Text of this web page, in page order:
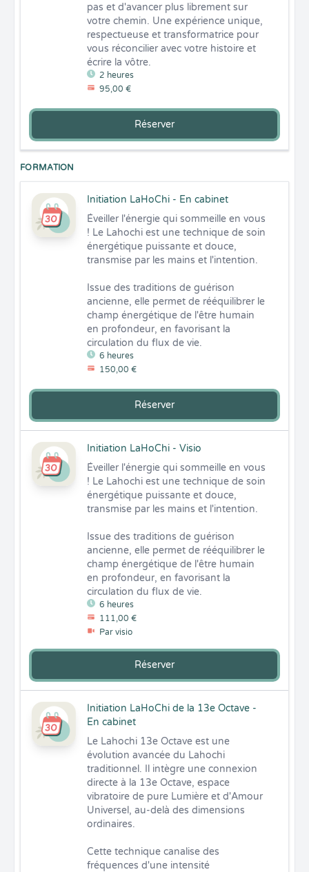
2 heures
95,00 €
pas et d'avancer plus librement sur
votre chemin. Une expérience unique,
respectueuse et transformatrice pour
vous réconcilier avec votre histoire et
écrire la vôtre.
Réserver
FORMATION
Initiation LaHoChi - En cabinet
6 heures
150,00 €
Éveiller l'énergie qui sommeille en vous
! Le Lahochi est une technique de soin
énergétique puissante et douce,
transmise par les mains et l'intention.
Issue des traditions de guérison
ancienne, elle permet de rééquilibrer le
champ énergétique de l'être humain
en profondeur, en favorisant la
circulation du flux de vie.
Réserver
Initiation LaHoChi - Visio
6 heures
111,00 €
Par visio
Éveiller l'énergie qui sommeille en vous
! Le Lahochi est une technique de soin
énergétique puissante et douce,
transmise par les mains et l'intention.
Issue des traditions de guérison
ancienne, elle permet de rééquilibrer le
champ énergétique de l'être humain
en profondeur, en favorisant la
circulation du flux de vie.
Réserver
Initiation LaHoChi de la 13e Octave -
En cabinet
Le Lahochi 13e Octave est une
évolution avancée du Lahochi
traditionnel. Il intègre une connexion
directe à la 13e Octave, espace
vibratoire de pure Lumière et d'Amour
Universel, au-delà des dimensions
ordinaires.
Cette technique canalise des
fréquences d'une intensité